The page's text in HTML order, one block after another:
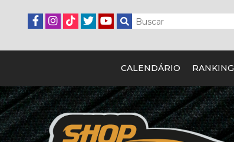
CALENDÁRIO RANKING